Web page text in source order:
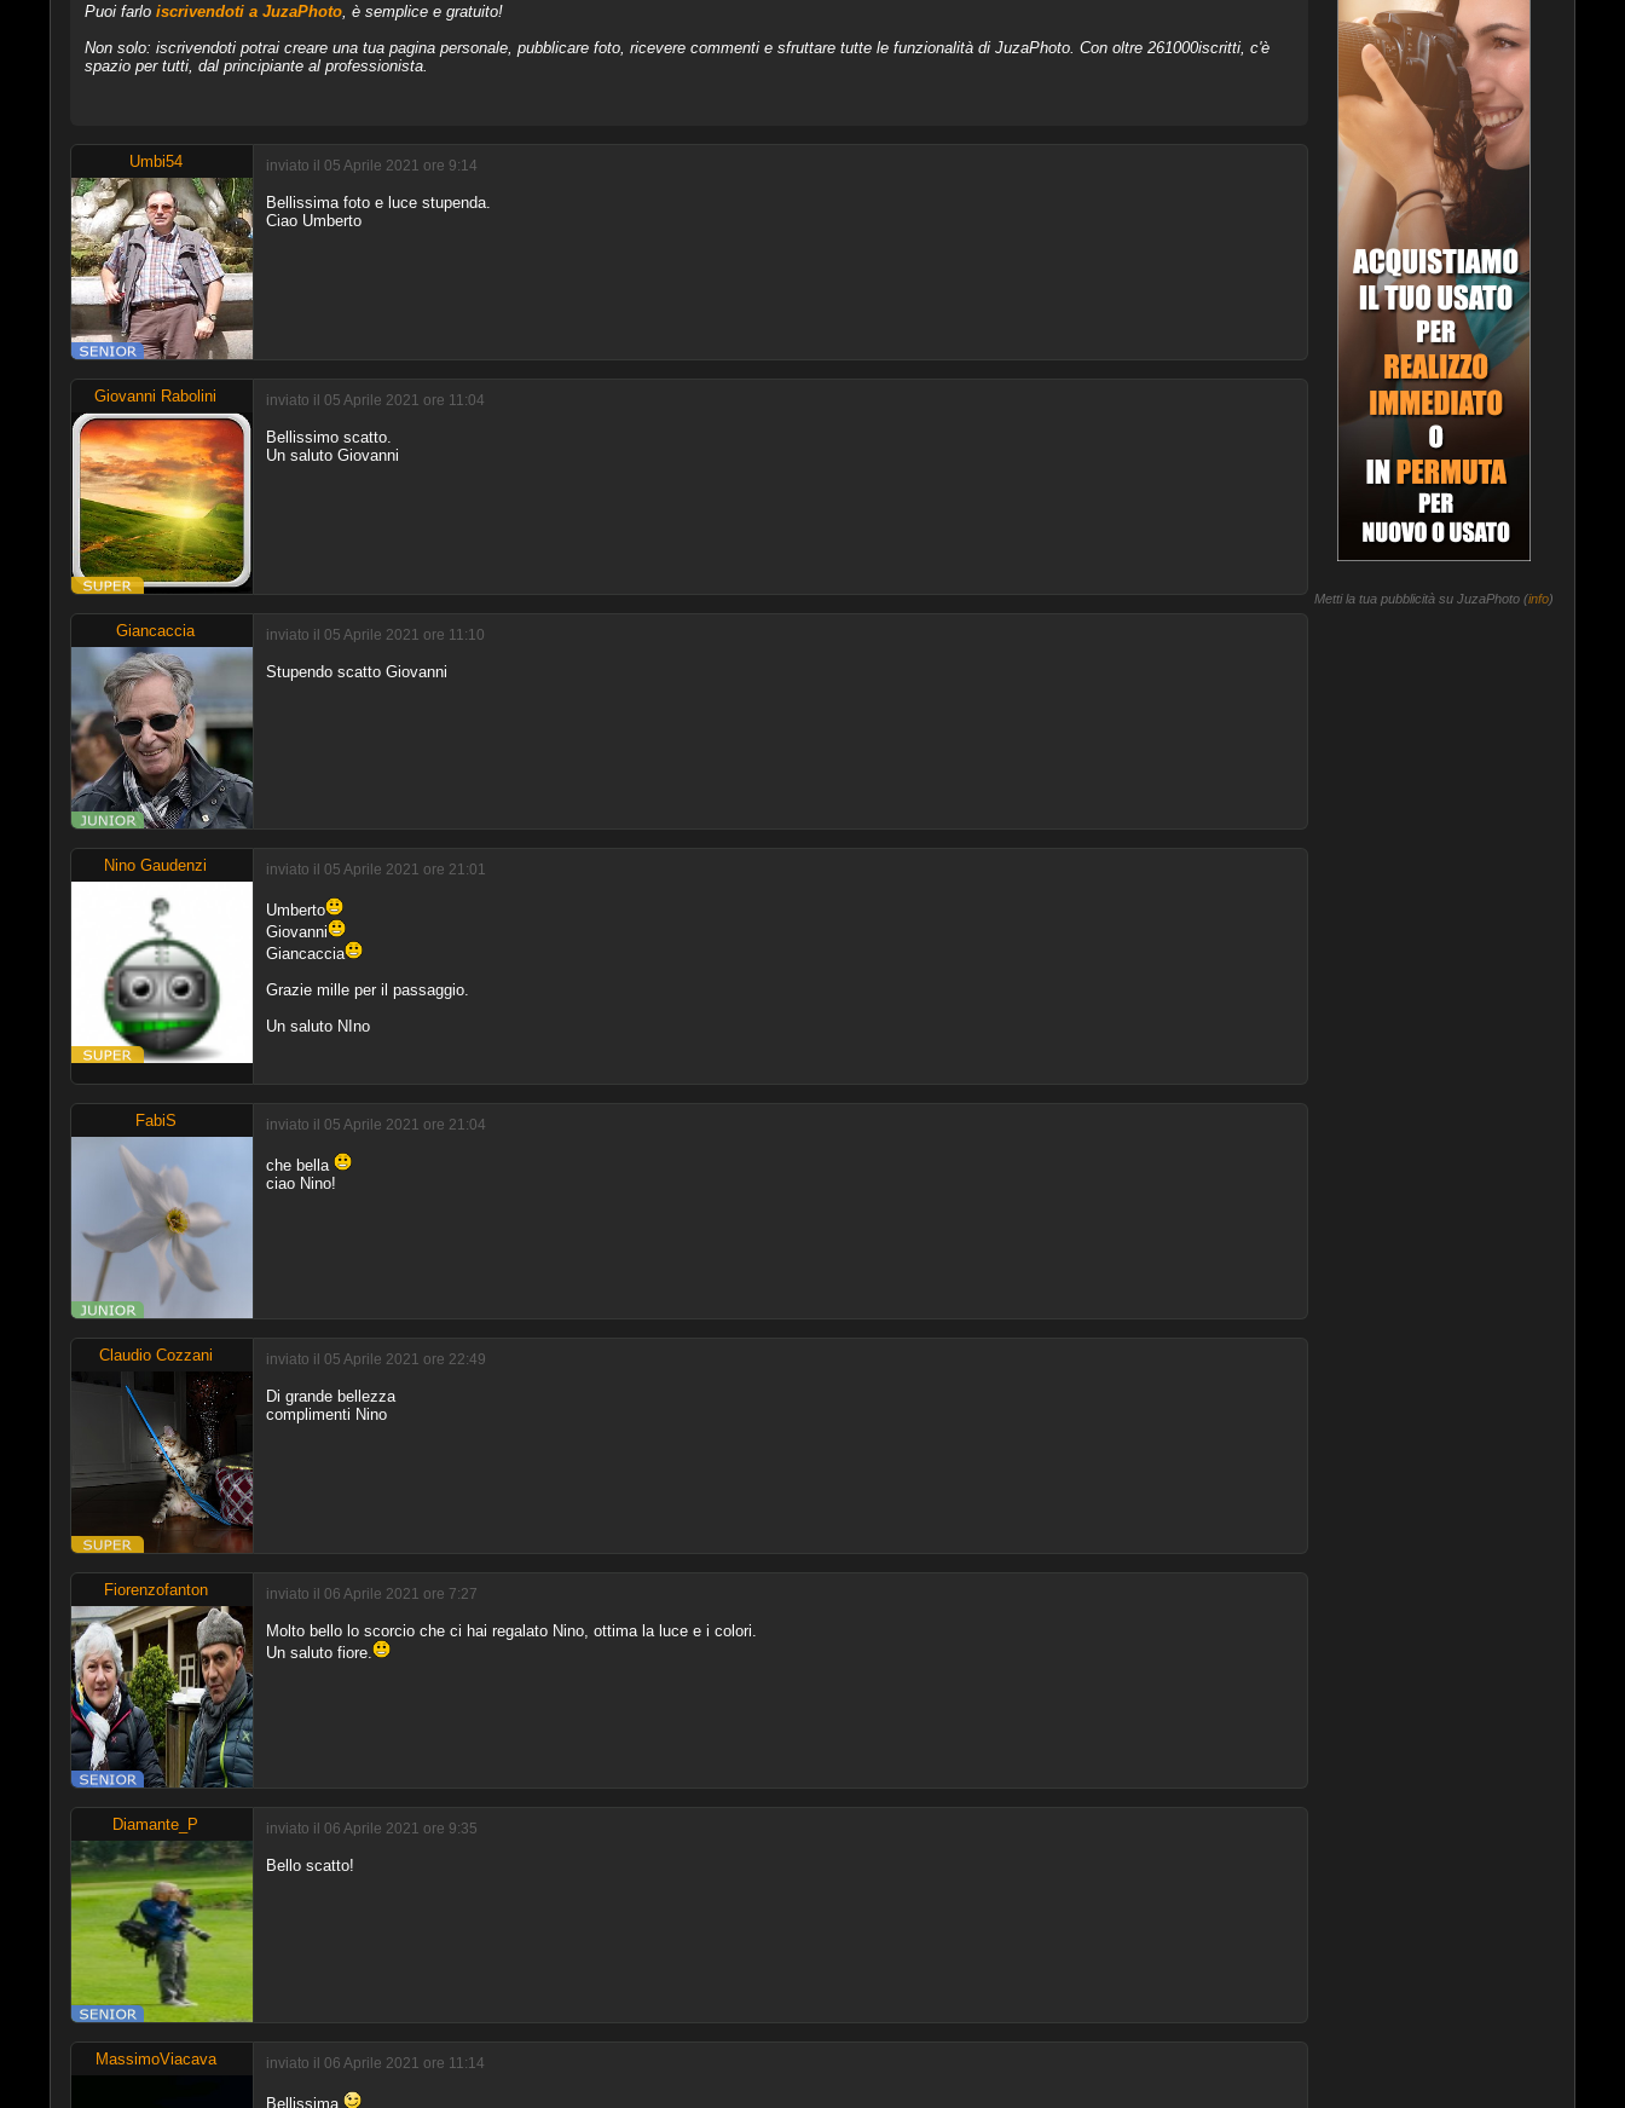
Puoi farlo iscrivendoti a JuzaPhoto, è semplice e gratuito!
Non solo: iscrivendoti potrai creare una tua pagina personale, pubblicare foto, ricevere commenti e sfruttare tutte le funzionalità di JuzaPhoto. Con oltre 261000iscritti, c'è
spazio per tutti, dal principiante al professionista.
Umbi54 inviato il 05 Aprile 2021 ore 9:14
Bellissima foto e luce stupenda.
Ciao Umberto
Giovanni Rabolini inviato il 05 Aprile 2021 ore 11:04
Bellissimo scatto.
Un saluto Giovanni
Giancaccia inviato il 05 Aprile 2021 ore 11:10
Stupendo scatto Giovanni
Nino Gaudenzi inviato il 05 Aprile 2021 ore 21:01
Umberto
Giovanni
Giancaccia
Grazie mille per il passaggio.
Un saluto NIno
FabiS inviato il 05 Aprile 2021 ore 21:04
che bella
ciao Nino!
Claudio Cozzani inviato il 05 Aprile 2021 ore 22:49
Di grande bellezza
complimenti Nino
Fiorenzofanton inviato il 06 Aprile 2021 ore 7:27
Molto bello lo scorcio che ci hai regalato Nino, ottima la luce e i colori.
Un saluto fiore.
Diamante_P inviato il 06 Aprile 2021 ore 9:35
Bello scatto!
MassimoViacava inviato il 06 Aprile 2021 ore 11:14
Bellissima
Metti la tua pubblicità su JuzaPhoto (info)